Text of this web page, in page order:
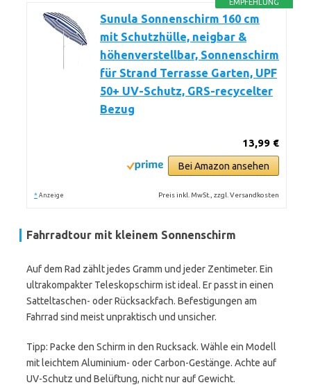
EMPFEHLUNG
Sunula Sonnenschirm 160 cm
mit Schutzhülle, neigbar &
höhenverstellbar, Sonnenschirm
für Strand Terrasse Garten, UPF
50+ UV-Schutz, GRS-recycelter
Bezug
13,99 €
Bei Amazon ansehen
* Anzeige Preis inkl. MwSt., zzgl. Versandkosten
Fahrradtour mit kleinem Sonnenschirm
Auf dem Rad zählt jedes Gramm und jeder Zentimeter. Ein
ultrakompakter Teleskopschirm ist ideal. Er passt in einen
Satteltaschen- oder Rücksackfach. Befestigungen am
Fahrrad sind meist unpraktisch und unsicher.
Tipp: Packe den Schirm in den Rucksack. Wähle ein Modell
mit leichtem Aluminium- oder Carbon-Gestänge. Achte auf
UV-Schutz und Belüftung, nicht nur auf Gewicht.